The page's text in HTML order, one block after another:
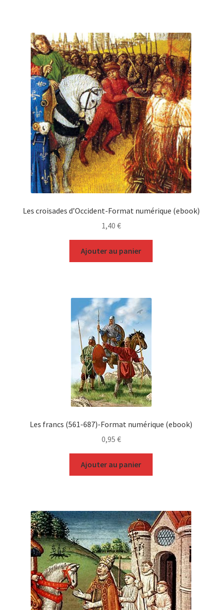
Les croisades d’Occident-Format numérique (ebook)
1,40 €
Ajouter au panier
Les francs (561-687)-Format numérique (ebook)
0,95 €
Ajouter au panier